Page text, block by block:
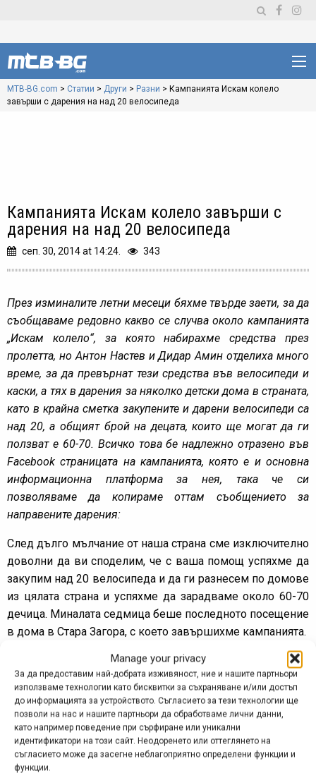
Manage your privacy
За да предоставим най-добрата изживяност, ние и нашите партньори
използваме технологии като бисквитки за съхраняване и/или достъп
до информацията за устройството. Съгласието за тези технологии ще
позволи на нас и нашите партньори да обработваме лични данни,
като например поведение при сърфиране или уникални
идентификатори на този сайт. Неодоренето или оттеглянето на
съгласието може да засегне неблагоприятно определени функции и
функции.
MTB-BG.com > Статии > Други > Разни > Кампанията Искам колело
завърши с дарения на над 20 велосипеда
Кампанията Искам колело завърши с
дарения на над 20 велосипеда
сеп. 30, 2014 at 14:24. 343
През изминалите летни месеци бяхме твърде заети, за да
съобщаваме редовно какво се случва около кампанията
„Искам колело“, за която набирахме средства през
пролетта, но Антон Настев и Дидар Амин отделиха много
време, за да превърнат тези средства във велосипеди и
каски, а тях в дарения за няколко детски дома в страната,
като в крайна сметка закупените и дарени велосипеди са
над 20, а общият брой на децата, които ще могат да ги
ползват е 60-70. Всичко това бе надлежно отразено във
Facebook страницата на кампанията, която е и основна
информационна платформа за нея, така че си
позволяваме да копираме оттам съобщението за
направените дарения:
След дълго мълчание от наша страна сме изключително
доволни да ви споделим, че с ваша помощ успяхме да
закупим над 20 велосипеда и да ги разнесем по домове
из цялата страна и успяхме да зарадваме около 60-70
дечица. Миналата седмица беше последното посещение
в дома в Стара Загора, с което завършихме кампанията.
За жалост няма да можем да публикуваме снимки с
децата, поради ограниченията на закона, поне няма да
можем да ви покажем лицата им.
Тъй като искаме да сме изключително прозрачни,
прилагаме удостоверенията за дарение от всеки един
дом.